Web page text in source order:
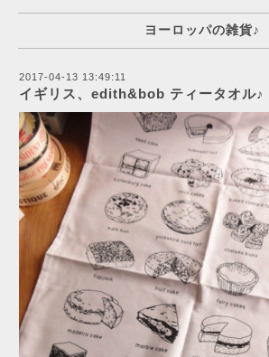
ヨーロッパの雑貨♪
2017-04-13 13:49:11
イギリス、edith&bob ティータオル♪